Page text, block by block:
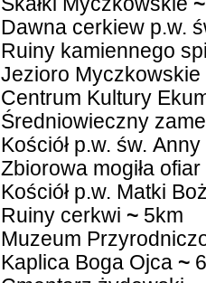
Dawna cerkiew p.w.
Ruiny kamiennego
Jezioro Myczkowskie
Centrum Kultury
Średniowieczny
Kościół p.w. św. Anny
Zbiorowa mogiła
Kościół p.w. Matki
Ruiny cerkwi ~5km
Muzeum
Kaplica Boga Ojca ~